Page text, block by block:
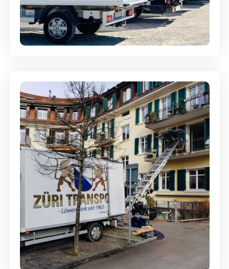
Möbellagerung - Alles sicher
aufbewahrt
Entsorgung & Räumung